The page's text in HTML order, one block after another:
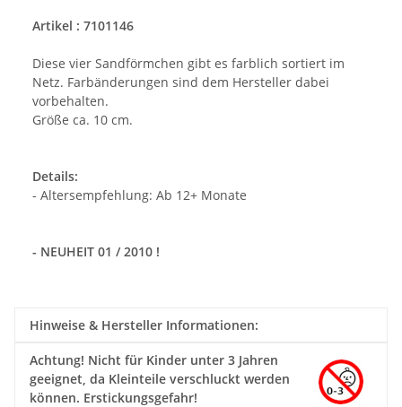
Artikel : 7101146
Diese vier Sandförmchen gibt es farblich sortiert im
Netz. Farbänderungen sind dem Hersteller dabei
vorbehalten.
Größe ca. 10 cm.
Details:
- Altersempfehlung: Ab 12+ Monate
- NEUHEIT 01 / 2010 !
Hinweise & Hersteller Informationen:
Achtung! Nicht für Kinder unter 3 Jahren
geeignet, da Kleinteile verschluckt werden
können. Erstickungsgefahr!